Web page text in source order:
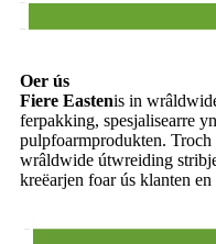
Oer ús
Fiere Eastenis in
ferpakking, spesjalisearre
pulpfoarmprodukten. Troch
wrâldwide útwreiding
kreëarjen foar ús klanten